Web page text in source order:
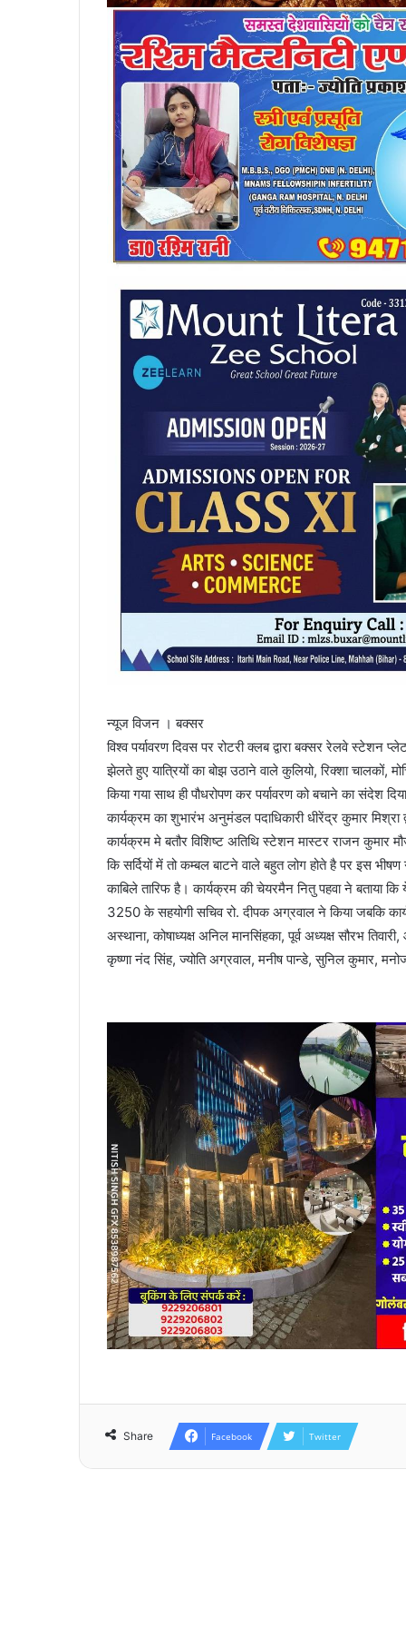
न्यूज विजन । बक्सर
विश्व पर्यावरण दिवस पर रोटरी क्लब द्वारा बक्सर रेलवे स्टेशन
झेलते हुए यात्रियों का बोझ उठाने वाले कुलियो, रिक्शा चालकों,
किया गया साथ ही पौधरोपण कर पर्यावरण को बचाने का संदेश
कार्यक्रम का शुभारंभ अनुमंडल पदाधिकारी धीरेंद्र कुमार मिश्रा
कार्यक्रम मे बतौर विशिष्ट अतिथि स्टेशन मास्टर राजन
कि सर्दियों में तो कम्बल बाटने वाले बहुत लोग होते है पर इस
काबिले तारिफ है। कार्यक्रम की चेयरमैन नितु पहवा ने बताया
3250 के सहयोगी सचिव रो. दीपक अग्रवाल ने किया जबकि
अस्थाना, कोषाध्यक्ष अनिल मानसिंहका, पूर्व अध्यक्ष सौरभ
कृष्णा नंद सिंह, ज्योति अग्रवाल, मनीष पान्डे, सुनिल कुमार,
Share Facebook Twitter